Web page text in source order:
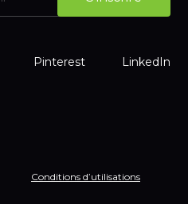
Pinterest LinkedIn
Conditions d’utilisations